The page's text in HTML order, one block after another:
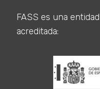
FASS es una entidad
acreditada: